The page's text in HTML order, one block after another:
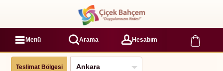
Menü Arama Hesabım
Teslimat Bölgesi